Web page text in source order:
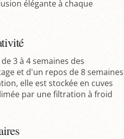
élégante à chaque
3 à 4 semaines des
et d'un repos de 8 semaines
elle est stockée en cuves
par une filtration à froid